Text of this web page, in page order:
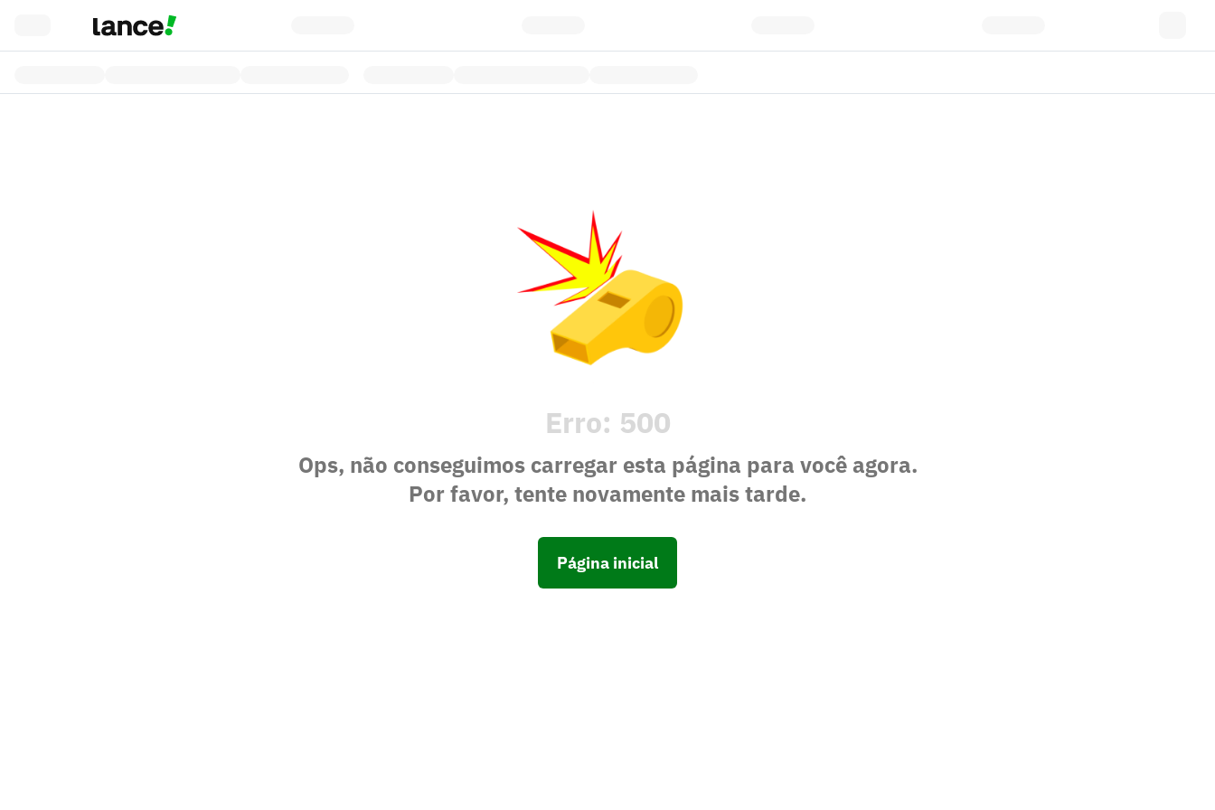
Erro: 500
Ops, não conseguimos carregar esta página para você agora.
Por favor, tente novamente mais tarde.
Página inicial